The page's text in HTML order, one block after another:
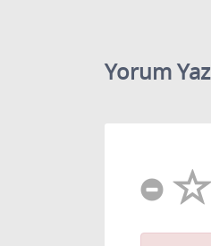
Yorum Yaz